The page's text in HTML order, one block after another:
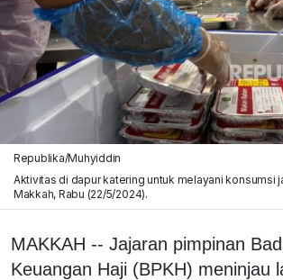
Republika/Muhyiddin
Aktivitas di dapur katering untuk melayani konsumsi
Makkah, Rabu (22/5/2024).
MAKKAH -- Jajaran pimpinan
Keuangan Haji (BPKH) meninjau